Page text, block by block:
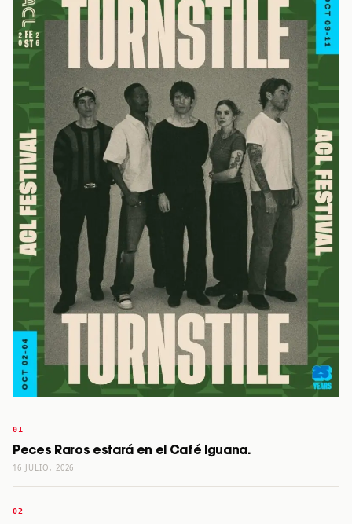
Peces Raros estará en el Café Iguana.
16 JULIO, 2026